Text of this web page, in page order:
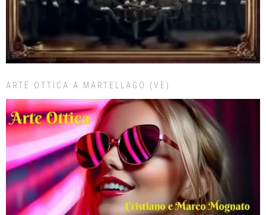
ARTE OTTICA A MARTELLAGO (VE)